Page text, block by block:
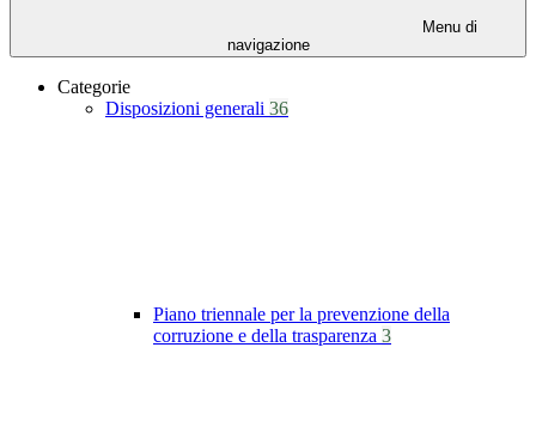
Menu di
navigazione
Categorie
Disposizioni generali 36
Piano triennale per la prevenzione della
corruzione e della trasparenza 3